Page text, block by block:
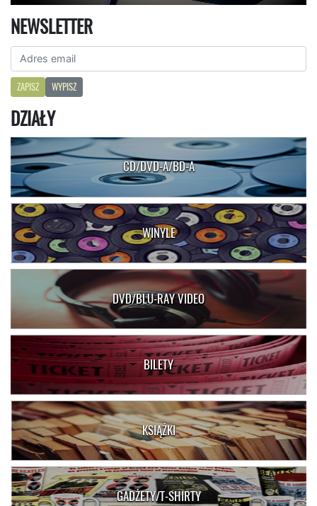
NEWSLETTER
ZAPISZ WYPISZ
DZIAŁY
CD/DVD-A/BD-A
WINYLE
DVD/BLU-RAY VIDEO
BILETY
KSIĄŻKI
GADŻETY/T-SHIRTY